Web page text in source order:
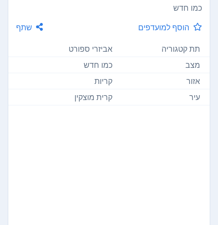
כמו חדש
הוסף למועדפים
שתף
תת קטגוריה
אביזרי ספורט
מצב
כמו חדש
אזור
קריות
עיר
קרית מוצקין